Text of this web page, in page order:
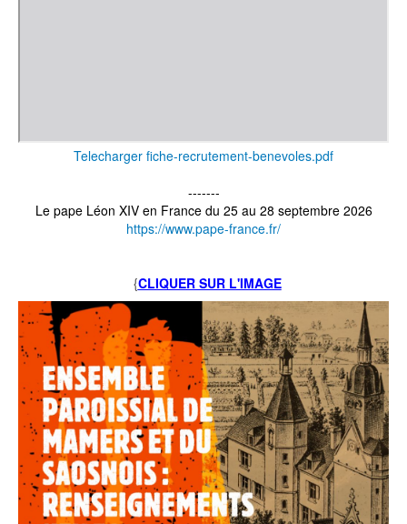
Telecharger fiche-recrutement-benevoles.pdf
-------
Le pape Léon XIV en France du 25 au 28 septembre 2026
https://www.pape-france.fr/
{CLIQUER SUR L'IMAGE